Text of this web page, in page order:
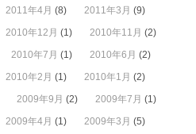
2011年4月 (8) 2011年3月 (9)
2010年12月 (1) 2010年11月 (2)
2010年7月 (1) 2010年6月 (2)
2010年2月 (1) 2010年1月 (2)
2009年9月 (2) 2009年7月 (1)
2009年4月 (1) 2009年3月 (5)